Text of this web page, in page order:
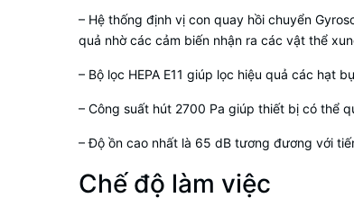
– Hệ thống định vị con quay hồi chuyển
quả nhờ các cảm biến nhận ra các vật thể
– Bộ lọc HEPA E11 giúp lọc hiệu quả các hạt
– Công suất hút 2700 Pa giúp thiết bị có thể
– Độ ồn cao nhất là 65 dB tương đương với
Chế độ làm việc